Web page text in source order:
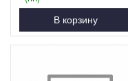
В корзину